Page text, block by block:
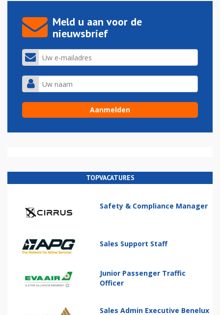
Meld u aan voor de
nieuwsbrief
TOPVACATURES
Safety & Compliance Manager
Sales Support Staff
Junior Passenger Traffic
Officer
Sales Admin Executive Benelux